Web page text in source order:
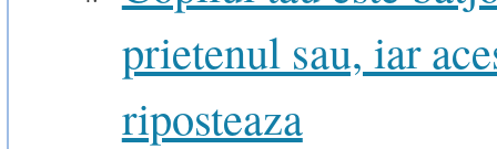
prietenul sau, iar
riposteaza